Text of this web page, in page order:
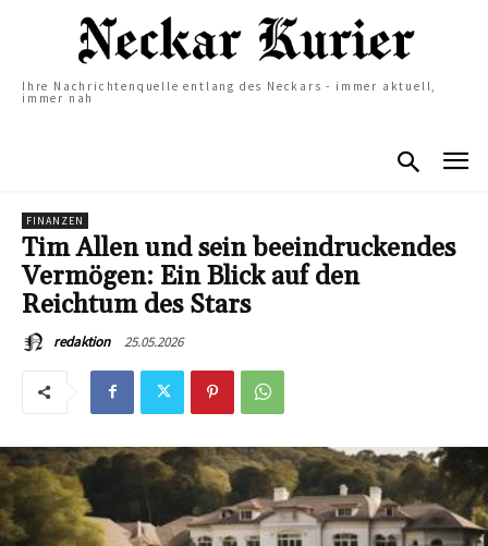
Ihre Nachrichtenquelle entlang des Neckars - immer aktuell,
immer nah
FINANZEN
Tim Allen und sein beeindruckendes
Vermögen: Ein Blick auf den
Reichtum des Stars
redaktion 25.05.2026